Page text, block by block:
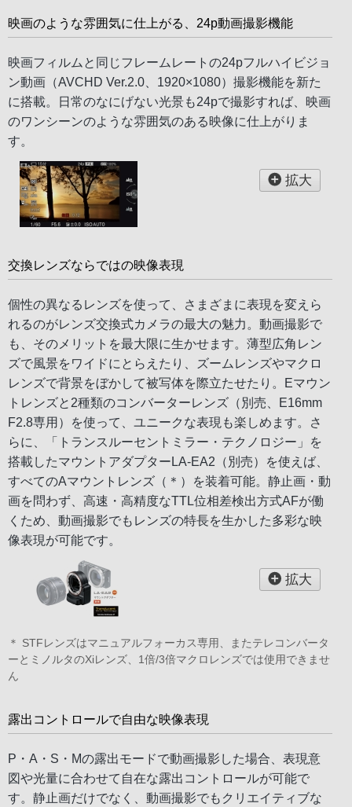
映画のような雰囲気に仕上がる、24p動画撮影機能
映画フィルムと同じフレームレートの24pフルハイビジョ
ン動画（AVCHD Ver.2.0、1920×1080）撮影機能を新た
に搭載。日常のなにげない光景も24pで撮影すれば、映画
のワンシーンのような雰囲気のある映像に仕上がりま
す。
拡大
交換レンズならではの映像表現
個性の異なるレンズを使って、さまざまに表現を変えら
れるのがレンズ交換式カメラの最大の魅力。動画撮影で
も、そのメリットを最大限に生かせます。薄型広角レン
ズで風景をワイドにとらえたり、ズームレンズやマクロ
レンズで背景をぼかして被写体を際立たせたり。Eマウン
トレンズと2種類のコンバーターレンズ（別売、E16mm
F2.8専用）を使って、ユニークな表現も楽しめます。さ
らに、「トランスルーセントミラー・テクノロジー」を
搭載したマウントアダプターLA-EA2（別売）を使えば、
すべてのAマウントレンズ（＊）を装着可能。静止画・動
画を問わず、高速・高精度なTTL位相差検出方式AFが働
くため、動画撮影でもレンズの特長を生かした多彩な映
像表現が可能です。
拡大
＊ STFレンズはマニュアルフォーカス専用、またテレコンバータ
ーとミノルタのXiレンズ、1倍/3倍マクロレンズでは使用できませ
ん
露出コントロールで自由な映像表現
P・A・S・Mの露出モードで動画撮影した場合、表現意
図や光量に合わせて自在な露出コントロールが可能で
す。静止画だけでなく、動画撮影でもクリエイティブな